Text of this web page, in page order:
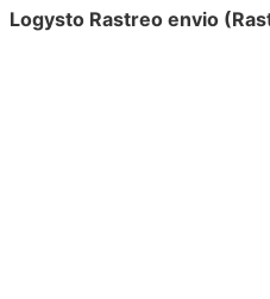
Logysto Rastreo envio